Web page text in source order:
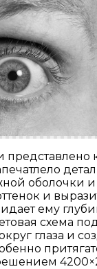
оболочки и
и
ему
схема
глаза и